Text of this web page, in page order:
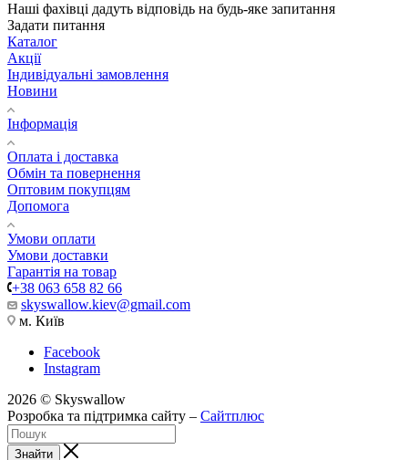
Наші фахівці дадуть відповідь на будь-яке запитання
Задати питання
Каталог
Акції
Індивідуальні замовлення
Новини
Інформація
Оплата і доставка
Обмін та повернення
Оптовим покупцям
Допомога
Умови оплати
Умови доставки
Гарантія на товар
+38 063 658 82 66
skyswallow.kiev@gmail.com
м. Київ
Facebook
Instagram
2026 © Skyswallow
Розробка та підтримка сайту – Сайтплюс
Знайти